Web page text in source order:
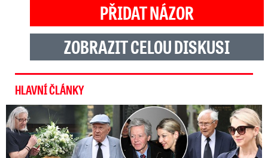
PŘIDAT NÁZOR
ZOBRAZIT CELOU DISKUSI
HLAVNÍ ČLÁNKY
Speciální řečníci nad rakví Laurina: Rozbrečeli i dceru